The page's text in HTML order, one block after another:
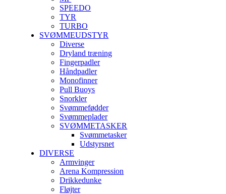
SPEEDO
TYR
TURBO
SVØMMEUDSTYR
Diverse
Dryland træning
Fingerpadler
Håndpadler
Monofinner
Pull Buoys
Snorkler
Svømmefødder
Svømmeplader
SVØMMETASKER
Svømmetasker
Udstyrsnet
DIVERSE
Armvinger
Arena Kompression
Drikkedunke
Fløjter